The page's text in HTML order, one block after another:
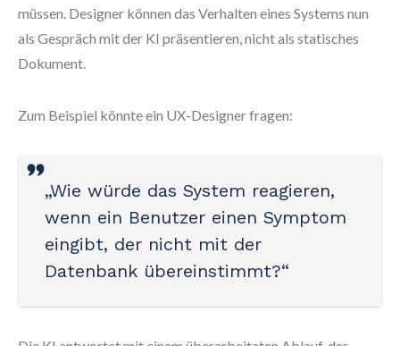
müssen. Designer können das Verhalten eines Systems nun
als Gespräch mit der KI präsentieren, nicht als statisches
Dokument.
Zum Beispiel könnte ein UX-Designer fragen:
„Wie würde das System reagieren,
wenn ein Benutzer einen Symptom
eingibt, der nicht mit der
Datenbank übereinstimmt?“